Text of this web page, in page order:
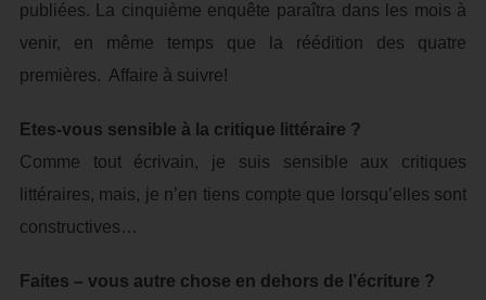
publiées. La cinquième enquête paraîtra dans les mois à
venir, en même temps que la réédition des quatre
premières. Affaire à suivre!
Etes-vous sensible à la critique littéraire ?
Comme tout écrivain, je suis sensible aux critiques
littéraires, mais, je n’en tiens compte que lorsqu’elles sont
constructives…
Faites – vous autre chose en dehors de l’écriture ?